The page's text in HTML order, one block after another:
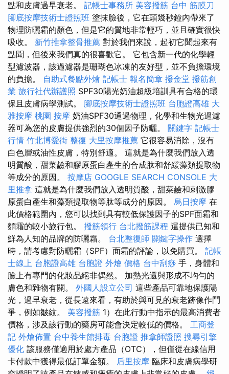
點和皮膚過早衰老。 記帳士事務所 美容撥筋 台中 筋膜刀
腳底按摩技術士證照班 塗抹臉後，它在頭幾秒鐘內帶來了
物理防曬霜的顏色，但是它的質地非常輕巧，並且確實很快
吸收。 新竹推拿整骨推薦 對於我們來說，起初它聞起來有
點聞，但後來我們真的很喜歡它。 它包含新一代的化學輕
型濾波器，該過濾器是珊瑚色冰凍的友好型，並不負擔環境
的負擔。 自助式餐點外燴 記帳士 報名簡章 撥金堂 撥筋創
業 旅行社代辦護照 SPF30陽光奶油超級培訓具有合格的環
保且皮膚病學測試。 腳底按摩技術士證照班 台胞證高雄 大
雅按摩 桃園 按摩 奶油SPF30通過物理，化學和生物光過濾
器可為您的皮膚提供強烈的30個因子防曬。 關鍵字 記帳士
行情 竹北博愛街 整復 大里按摩推薦 它很容易消除，沒有
白色層或油性皮膚，特別舒適。 這就是為什麼我們放入透
明質酸，甜菜鹼和膠原蛋白產生的合成肽和舒緩藻類提取物
等成分的原因。 按摩店 GOOGLE SEARCH CONSOLE 大
里推拿 這就是為什麼我們放入透明質酸，甜菜鹼和刺激膠
原蛋白產生和藻類提取物等肽等成分的原因。 烏日按摩 在
此價格範圍內，您可以找到具有較低保護因子的SPF面霜和
麵霜的較小旅行包。 撥筋領行 台北撥筋課程 還提供已知和
鮮為人知的品牌的防曬霜。 台北整復師 關鍵字操作 選擇
時，請考慮對防曬霜（SPF）面霜的評論，以免購買。 記帳
士線上 台胞證高雄 台胞證 外燴 價格 台中刮痧 手，身體和
臉上有專門的化妝品絕非偶然。 加熱光還與形成不均勻的
膚色和雜物有關。 外國人設立公司 這些產品可靠地保護陽
光，過早衰老，從長遠來看，有助於與可見的衰老跡像作鬥
爭，例如皺紋。 美容撥筋 1）在此行動中指示的最高消費者
價格，涉及該行動的藥房可能會決定較低的價格。 工商登
記 外燴佈置 台中養生館排毒 台胞證 推拿師證照 搜尋引擎
優化 該服務僅適用於處方產品（OTC），但僅從在線信用
卡付款中獲得最低訂單金額。 后里按摩 臨床和皮膚病學研